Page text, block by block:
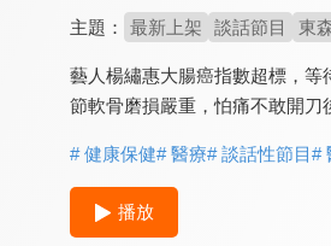
主題： 最新上架 談話節目 東
藝人楊繡惠大腸癌指數超標，
節軟骨磨損嚴重，怕痛不敢開刀
# 健康保健# 醫療# 談話性節目#
播放